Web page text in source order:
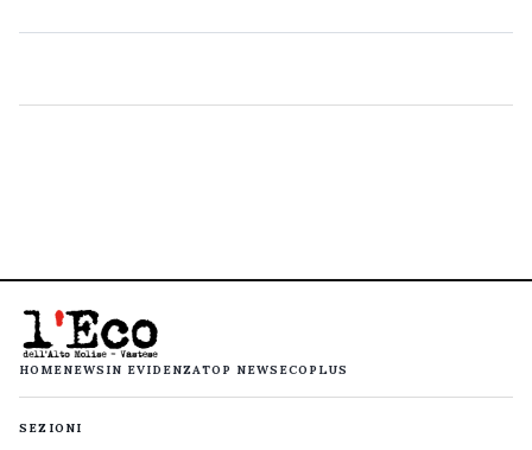
HOMENEWS IN EVIDENZATOP NEWS ECOPLUS
SEZIONI